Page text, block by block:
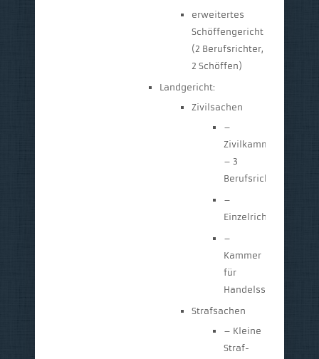
erweitertes
Schöffengericht
(2 Berufsrichter,
2 Schöffen)
Landgericht:
Zivilsachen
–
Zivilkammer
– 3
Berufsrichter
–
Einzelrichter
–
Kammer
für
Handelssachen
Strafsachen
– Kleine
Straf-